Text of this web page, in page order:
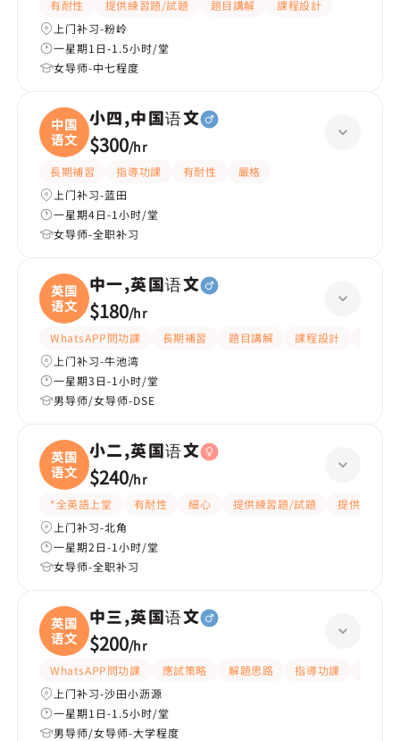
有耐性 提供練習題/試題 題目講解
課程設計
上门补习-粉岭
一星期1日-1.5小时/堂
女导师-中七程度
中国
语文
小四,中国语文
$300/hr
長期補習 指導功課 有耐性
嚴格
上门补习-蓝田
一星期4日-1小时/堂
女导师-全职补习
英国
语文
中一,英国语文
$180/hr
WhatsAPP問功課 長期補習 題目講解 課程設計
上门补习-牛池湾
一星期3日-1小时/堂
男导师/女导师-DSE
英国
语文
小二,英国语文
$240/hr
*全英語上堂 有耐性 細心 提供練習題/試題
提供筆記
上门补习-北角
一星期2日-1小时/堂
女导师-全职补习
英国
语文
中三,英国语文
$200/hr
WhatsAPP問功課 應試策略 解題思路 指導功課
上门补习-沙田小沥源
一星期1日-1.5小时/堂
男导师/女导师-大学程度